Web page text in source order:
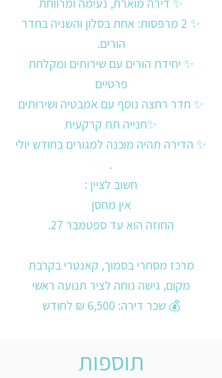
✨ 2 מרפסות: אחת בסלון והשניה בחדר
הורים.
✨ יחידת הורים עם שירותים ומקלחת
פרטיים
✨ חדר רחצה נוסף עם אמבטיה ושירותים
✨חנייה תת קרקעית
✨ הדירה תהיה מוכנה למגורים בחודש יולי
.
חשוב לציין :
אין מחסן
החוזה הוא עד ספטמבר 27.
מרכז מסחרי בסמוך, קאנטרי בקרבת
מקום, גישה נוחה לציר תנועה ראשי
💰 שכר דירה: 6,500 ₪ לחודש
תוספות